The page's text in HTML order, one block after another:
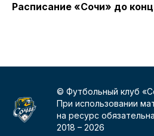
Расписание «Сочи» до
© Футбольный клуб
При использовании
на ресурс обязательна
2018 –2026